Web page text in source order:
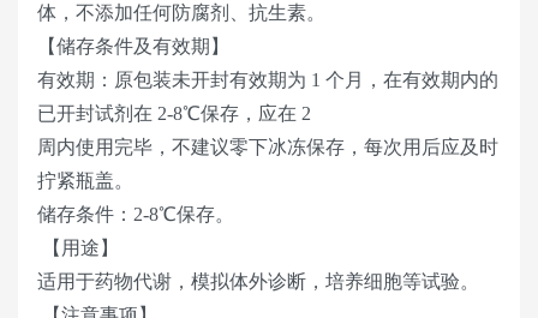
体，不添加任何防腐剂、抗生素。
【储存条件及有效期】
有效期：原包装未开封有效期为 1 个月，在有效期内的
已开封试剂在 2-8℃保存，应在 2
周内使用完毕，不建议零下冰冻保存，每次用后应及时
拧紧瓶盖。
储存条件：2-8℃保存。
【用途】
适用于药物代谢，模拟体外诊断，培养细胞等试验。